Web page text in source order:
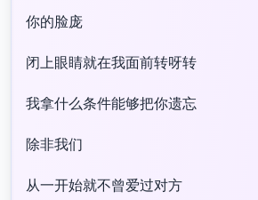
你的脸庞
闭上眼睛就在我面前转呀转
我拿什么条件能够把你遗忘
除非我们
从一开始就不曾爱过对方